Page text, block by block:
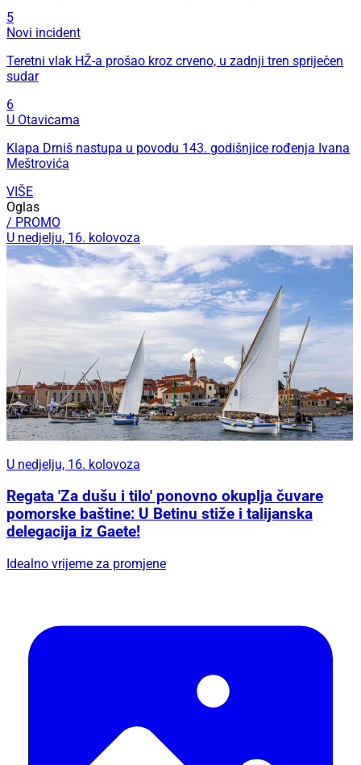
5
Novi incident
Teretni vlak HŽ-a prošao kroz crveno, u zadnji tren spriječen
sudar
6
U Otavicama
Klapa Drniš nastupa u povodu 143. godišnjice rođenja Ivana
Meštrovića
VIŠE
Oglas
/ PROMO
U nedjelju, 16. kolovoza
U nedjelju, 16. kolovoza
Regata 'Za dušu i tilo' ponovno okuplja čuvare
pomorske baštine: U Betinu stiže i talijanska
delegacija iz Gaete!
Idealno vrijeme za promjene